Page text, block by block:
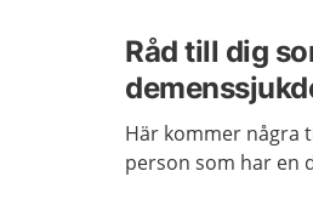
Råd till dig
Här kommer några
person som har en